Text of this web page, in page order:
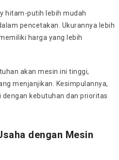
hitam-putih lebih mudah
pencetakan. Ukurannya lebih
harga yang lebih
akan mesin ini tinggi,
menjanjikan. Kesimpulannya,
kebutuhan dan prioritas
dengan Mesin